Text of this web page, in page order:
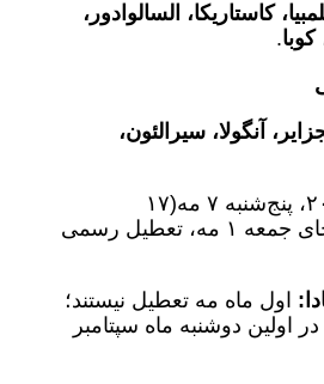
کاستاریکا، السالوادور،
.
آنگولا، سیرالئون،
در سال ۲۰۲۶، پنج‌شنبه ۷ مه‌(۱۷
اردیبهشت) را به جای جمعه ۱ مه، تعطیل رسمی
اول ماه مه تعطیل نیستند؛
اولین دوشنبه ماه سپتامبر